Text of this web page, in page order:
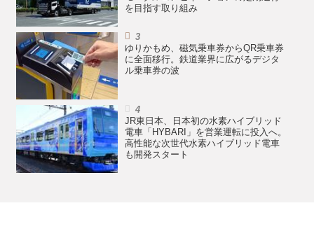
を目指す取り組み
ゆりかもめ、磁気乗車券からQR乗車券
に全面移行。鉄道業界に広がるデジタ
ル乗車券の波
JR東日本、日本初の水素ハイブリッド
電車「HYBARI」を営業運転に投入へ。
高性能な次世代水素ハイブリッド電車
も開発スタート